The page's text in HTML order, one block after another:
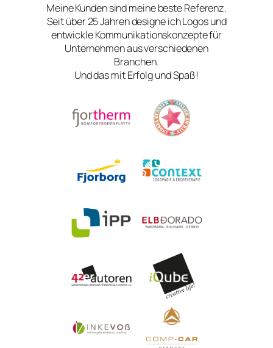
Meine Kunden sind meine beste Referenz.
Seit über 25 Jahren designe ich Logos und
entwickle Kommunikationskonzepte für
Unternehmen aus verschiedenen
Branchen.
Und das mit Erfolg und Spaß!